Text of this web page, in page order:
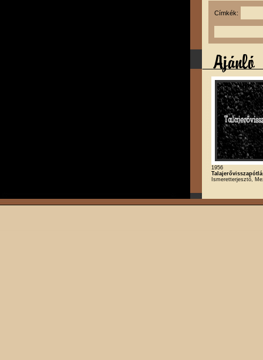
Címkék:
1956
Ismeretterjesztő,